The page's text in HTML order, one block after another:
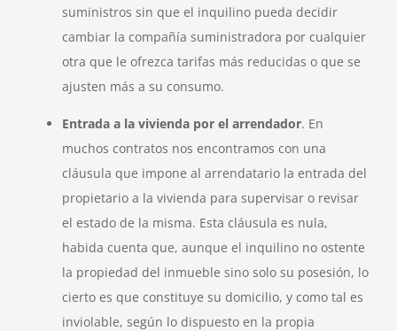
suministros sin que el inquilino pueda decidir
cambiar la compañía suministradora por cualquier
otra que le ofrezca tarifas más reducidas o que se
ajusten más a su consumo.
Entrada a la vivienda por el arrendador. En
muchos contratos nos encontramos con una
cláusula que impone al arrendatario la entrada del
propietario a la vivienda para supervisar o revisar
el estado de la misma. Esta cláusula es nula,
habida cuenta que, aunque el inquilino no ostente
la propiedad del inmueble sino solo su posesión, lo
cierto es que constituye su domicilio, y como tal es
inviolable, según lo dispuesto en la propia